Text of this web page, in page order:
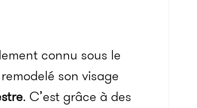
connu sous le
son visage
. C’est grâce à des